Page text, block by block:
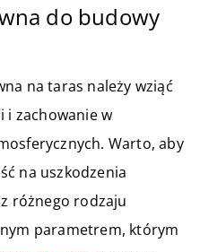
do budowy
na taras należy wziąć
i zachowanie w
Warto, aby
na uszkodzenia
różnego rodzaju
parametrem, którym